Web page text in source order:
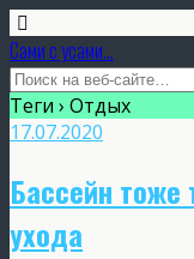
Сами с усами...
Теги › Отдых
17.07.2020
Бассейн тоже
ухода